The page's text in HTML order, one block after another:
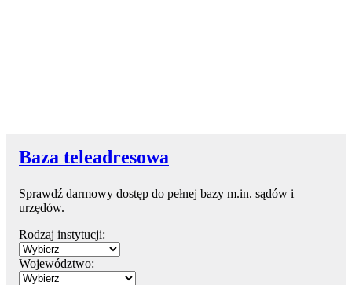
Baza teleadresowa
Sprawdź darmowy dostęp do pełnej bazy m.in. sądów i
urzędów.
Rodzaj instytucji:
Województwo: